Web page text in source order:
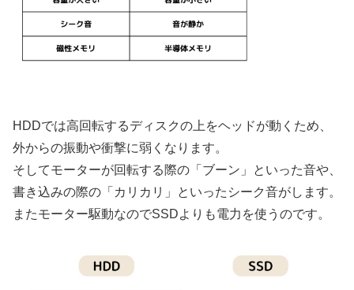
HDDでは高回転するディスクの上をヘッドが動くため、
外からの振動や衝撃に弱くなります。
そしてモーターが回転する際の「ブーン」といった音や、
書き込みの際の「カリカリ」といったシーク音がします。
またモーター駆動なのでSSDよりも電力を使うのです。